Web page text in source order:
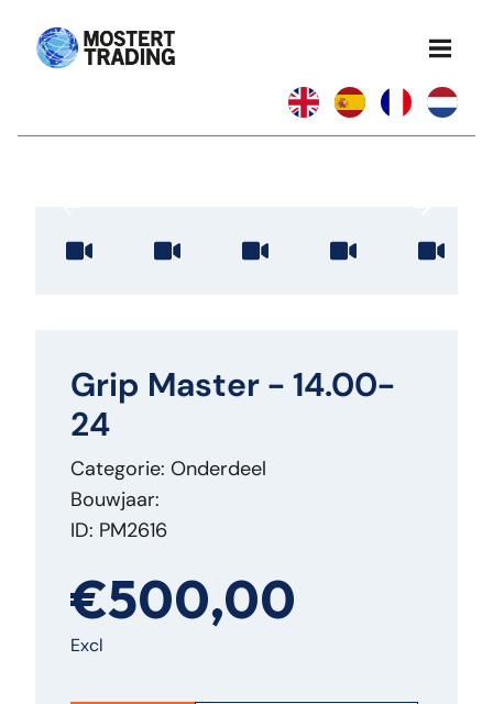
Grip Master - 14.00-
24
Categorie: Onderdeel
Bouwjaar:
ID: PM2616
€500,00
Excl